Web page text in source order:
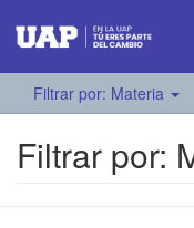
Filtrar por: Materia
Filtrar por: